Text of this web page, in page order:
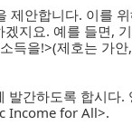
제안합니다. 이를
지요. 예를 들면,
득을!>(제호는 가
발간하도록 합시다.
Income for All>.